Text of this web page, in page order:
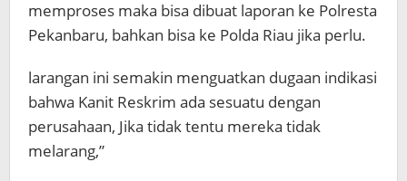
memproses maka bisa dibuat laporan ke Polresta
Pekanbaru, bahkan bisa ke Polda Riau jika perlu.
larangan ini semakin menguatkan dugaan indikasi
bahwa Kanit Reskrim ada sesuatu dengan
perusahaan, Jika tidak tentu mereka tidak
melarang,”